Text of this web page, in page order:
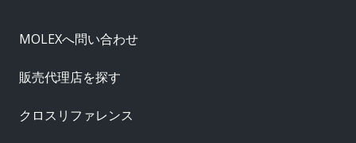
MOLEXへ問い合わせ
販売代理店を探す
クロスリファレンス